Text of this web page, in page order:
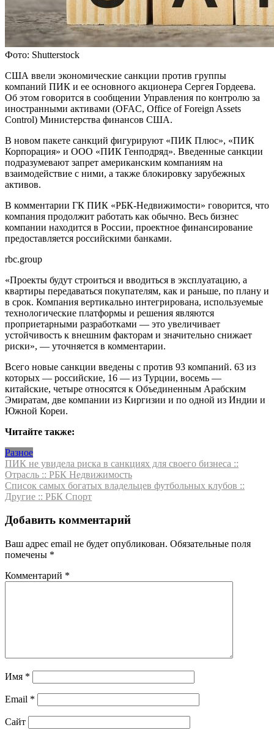
Фото: Shutterstock
США ввели экономические санкции против группы
компаний ПИК и ее основного акционера Сергея Гордеева.
Об этом говорится в сообщении Управления по контролю за
иностранными активами (OFAC, Office of Foreign Assets
Control) Министерства финансов США.
В новом пакете санкций фигурируют «ПИК Плюс», «ПИК
Корпорация» и ООО «ПИК Генподряд». Введенные санкции
подразумевают запрет американским компаниям на
взаимодействие с ними, а также блокировку зарубежных
активов.
В комментарии ГК ПИК «РБК-Недвижимости» говорится, что
компания продолжит работать как обычно. Весь бизнес
компании находится в России, проектное финансирование
предоставляется российскими банками.
rbc.group
«Проекты будут строиться и вводиться в эксплуатацию, а
квартиры передаваться покупателям, как и раньше, по плану и
в срок. Компания вертикально интегрирована, используемые
технологические платформы и решения являются
проприетарными разработками — это увеличивает
устойчивость к внешним факторам и значительно снижает
риски», — уточняется в комментарии.
Всего новые санкции введены с против 93 компаний. 63 из
которых — российские, 16 — из Турции, восемь —
китайские, четыре относятся к Объединенным Арабским
Эмиратам, две компании из Киргизии и по одной из Индии и
Южной Кореи.
Читайте также:
Разное
Навигация
по
записям
ПИК не увидела риска в санкциях для своего бизнеса ::
Отрасль :: РБК Недвижимость
Список самых богатых владельцев футбольных клубов ::
Другие :: РБК Спорт
Добавить комментарий
Ваш адрес email не будет опубликован. Обязательные поля
помечены *
Комментарий *
Имя *
Email *
Сайт